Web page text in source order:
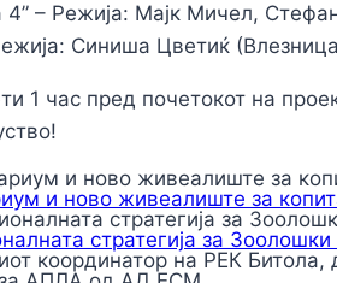
4” – Режија: Мајк Мичел,
Синиша Цветиќ
1 час пред почетокот на
и ново живеалиште за
стратегија за